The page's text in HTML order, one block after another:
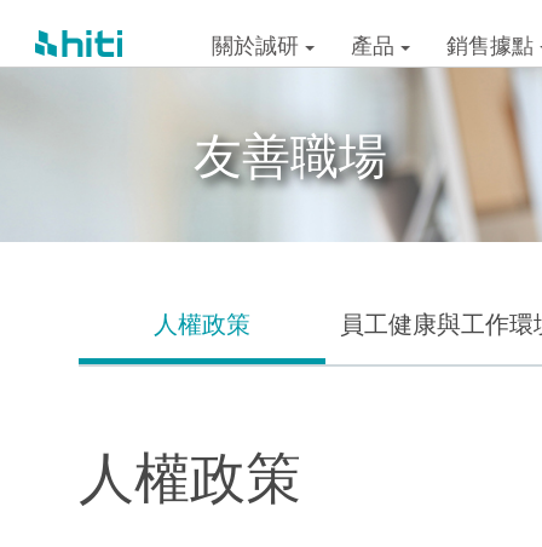
關於誠研 產品 銷售據點
友善職場
人權政策 員工健康與工作環
人權政策